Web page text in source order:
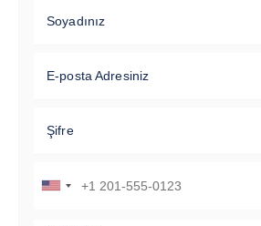
Soyadınız
E-posta Adresiniz
Şifre